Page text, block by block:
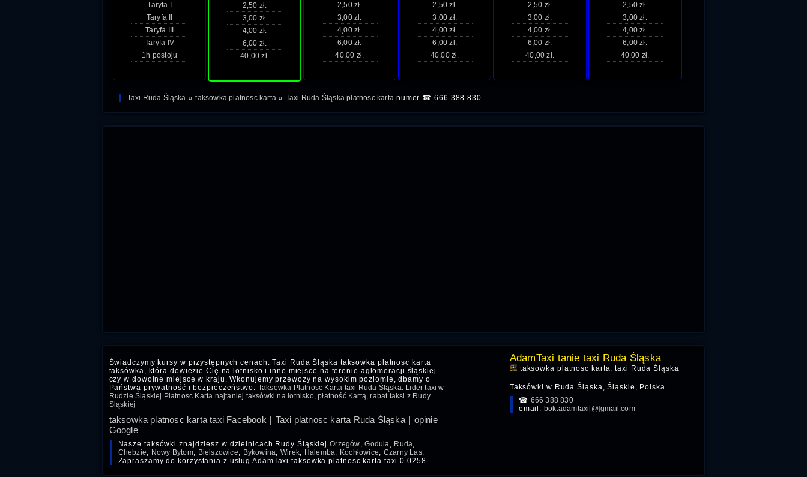
Taryfa I
Taryfa II
Taryfa III
Taryfa IV
1h postoju
2,50 zł.
3,00 zł.
4,00 zł.
6,00 zł.
40,00 zł.
2,50 zł.
3,00 zł.
4,00 zł.
6,00 zł.
40,00 zł.
2,50 zł.
3,00 zł.
4,00 zł.
6,00 zł.
40,00 zł.
2,50 zł.
3,00 zł.
4,00 zł.
6,00 zł.
40,00 zł.
2,50 zł.
3,00 zł.
4,00 zł.
6,00 zł.
40,00 zł.
Taxi Ruda Śląska »taksowka platnosc karta » Taxi Ruda Śląska platnosc karta numer ☎ 666 388 830
Świadczymy kursy w przystępnych cenach. Taxi Ruda Śląska taksowka platnosc karta
taksówka, która dowiezie Cię na lotnisko i inne miejsce na terenie aglomeracji śląskiej
czy w dowolne miejsce w kraju. Wkonujemy przewozy na wysokim poziomie, dbamy o
Państwa prywatność i bezpieczeństwo. Taksowka Platnosc Karta taxi Ruda Śląska. Lider taxi w
Rudzie Śląskiej Platnosc Karta najtaniej taksówki na lotnisko, płatność Kartą, rabat taksi z Rudy
Sląskiej
taksowka platnosc karta taxi Facebook | Taxi platnosc karta Ruda Śląska| opinie
Google
Nasze taksówki znajdziesz w dzielnicach Rudy ŚląskiejOrzegów ,Godula Ruda
Chebzie
Nowy Bytom, Bielszowice Bykowina Wirek, Halemba Kochłowice Czarny Las.
Zapraszamy do korzystania z usług AdamTaxi taksowka platnosc karta taxi 0.0258
AdamTaxi tanie taxi Ruda Śląska
taksowka platnosc karta, taxi Ruda Śląska
Taksówki w Ruda Śląska, Śląskie, Polska
☎ 666 388 830
email:bok.adamtaxi[@]gmail.com